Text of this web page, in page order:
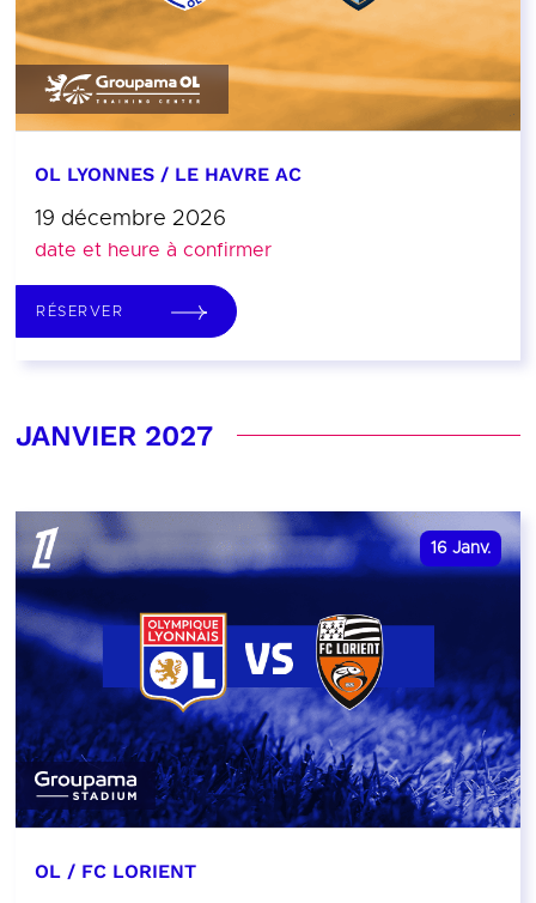
OL LYONNES / LE HAVRE AC
19 décembre 2026
date et heure à confirmer
RÉSERVER
JANVIER 2027
16 Janv.
OL / FC LORIENT